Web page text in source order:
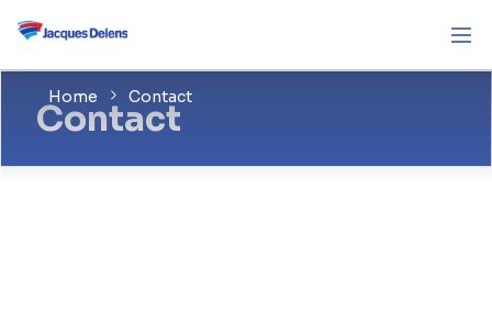
Home Contact
Contact